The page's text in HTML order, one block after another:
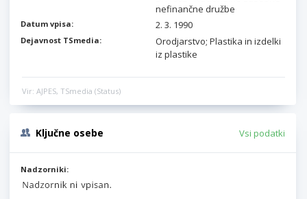
nefinančne družbe
Datum vpisa: 2. 3. 1990
Dejavnost TSmedia:
Orodjarstvo; Plastika in izdelki
iz plastike
Vir: AJPES, TSmedia (Status)
Ključne osebe Vsi podatki
Nadzorniki: